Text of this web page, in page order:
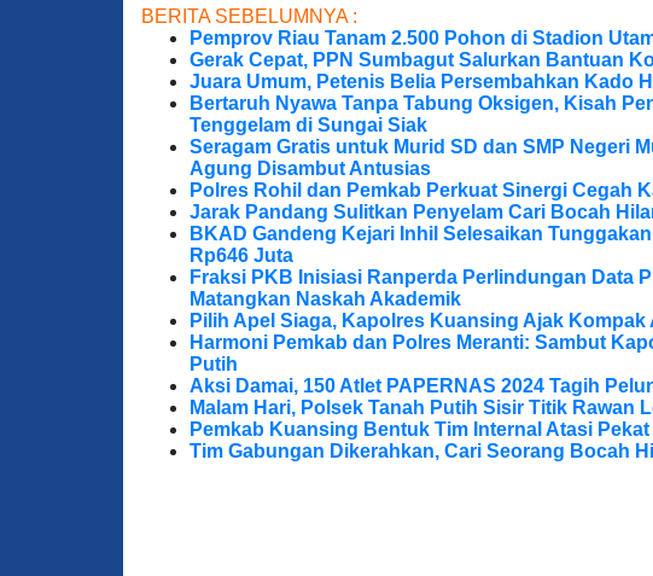
BERITA SEBELUMNYA :
Pemprov Riau Tanam 2.500 Pohon di Stadion
Gerak Cepat, PPN Sumbagut Salurkan Bantuan
Juara Umum, Petenis Belia Persembahkan Kado
Bertaruh Nyawa Tanpa Tabung Oksigen, Kisah
Tenggelam di Sungai Siak
Seragam Gratis untuk Murid SD dan SMP Negeri
Agung Disambut Antusias
Polres Rohil dan Pemkab Perkuat Sinergi Cegah
Jarak Pandang Sulitkan Penyelam Cari Bocah
BKAD Gandeng Kejari Inhil Selesaikan
Rp646 Juta
Fraksi PKB Inisiasi Ranperda Perlindungan Data
Matangkan Naskah Akademik
Pilih Apel Siaga, Kapolres Kuansing Ajak Kompak
Harmoni Pemkab dan Polres Meranti: Sambut
Putih
Aksi Damai, 150 Atlet PAPERNAS 2024 Tagih
Malam Hari, Polsek Tanah Putih Sisir Titik Rawan
Pemkab Kuansing Bentuk Tim Internal Atasi Pekat
Tim Gabungan Dikerahkan, Cari Seorang Bocah